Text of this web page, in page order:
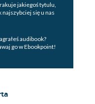
jakiegoś tytulu,
najszybciej się u nas
audibook?
go w Ebookpoint!